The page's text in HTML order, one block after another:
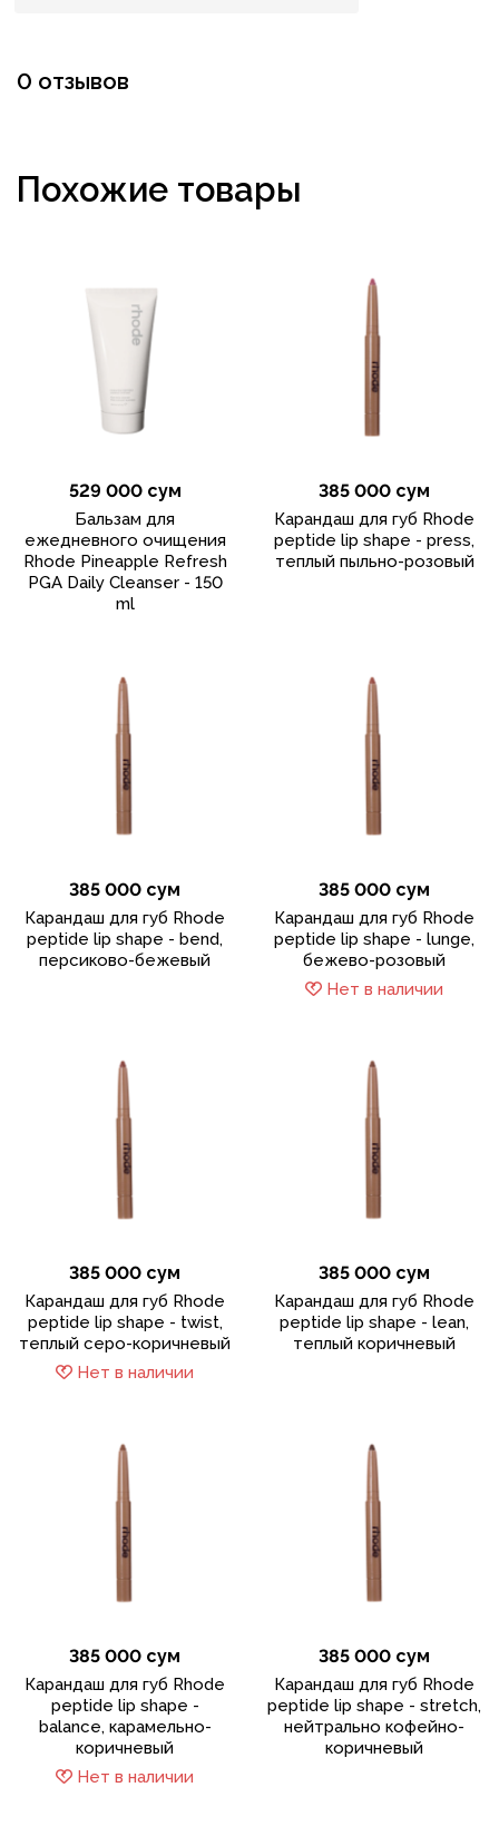
0 отзывов
Похожие товары
529 000 сум
Бальзам для
ежедневного очищения
Rhode Pineapple Refresh
PGA Daily Cleanser - 150
ml
385 000 сум
Карандаш для губ Rhode
peptide lip shape - press,
теплый пыльно-розовый
385 000 сум
Карандаш для губ Rhode
peptide lip shape - bend,
персиково-бежевый
385 000 сум
Карандаш для губ Rhode
peptide lip shape - lunge,
бежево-розовый
Нет в наличии
385 000 сум
Карандаш для губ Rhode
peptide lip shape - twist,
теплый серо-коричневый
Нет в наличии
385 000 сум
Карандаш для губ Rhode
peptide lip shape - lean,
теплый коричневый
385 000 сум
Карандаш для губ Rhode
peptide lip shape -
balance, карамельно-
коричневый
Нет в наличии
385 000 сум
Карандаш для губ Rhode
peptide lip shape - stretch,
нейтрально кофейно-
коричневый